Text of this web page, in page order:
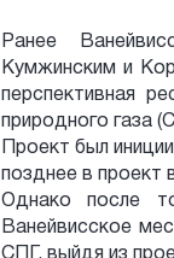
Ранее
Кумжинским и
перспективная
природного газа
Проект был
позднее в проект
Однако после
Ванейвисское
СПГ, выйдя из